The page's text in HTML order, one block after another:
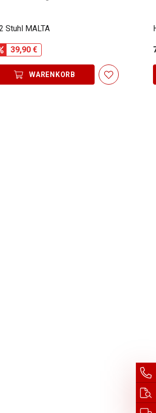
Stuhl MALTA
39,90 €
WARENKORB